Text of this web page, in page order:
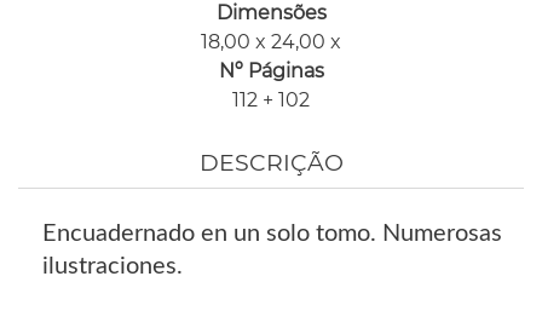
Dimensões
18,00 x 24,00 x
Nº Páginas
112 + 102
DESCRIÇÃO
Encuadernado en un solo tomo. Numerosas
ilustraciones.